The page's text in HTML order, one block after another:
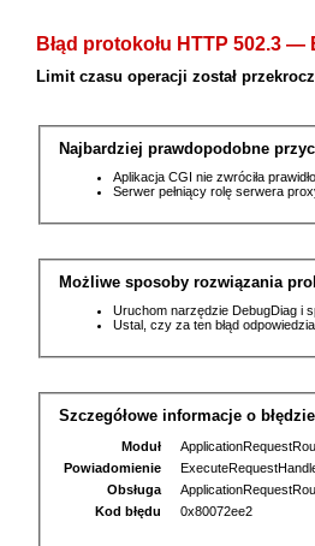
Błąd protokołu HTTP 502.3 —
Limit czasu operacji został
Najbardziej prawdopodobne
Aplikacja CGI nie zwróciła
Serwer pełniący rolę serwera
Możliwe sposoby rozwiązania
Uruchom narzędzie DebugDiag i
Ustal, czy za ten błąd
Szczegółowe informacje o
Moduł
Powiadomienie
Obsługa
Kod błędu
0x80072ee2